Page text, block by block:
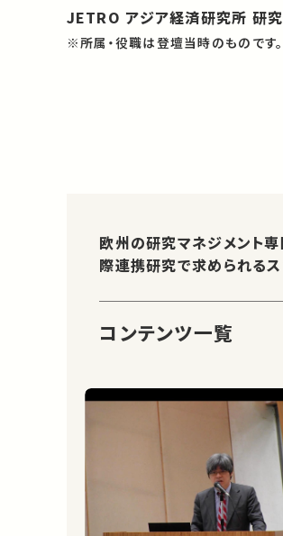
JETRO アジア経済研究所 研
※所属・役職は登壇当時のものです。
欧州の研究マネジメント専
際連携研究で求められる
コンテンツ一覧